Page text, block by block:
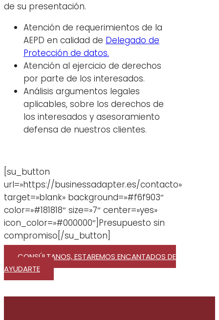
de su presentación.
Atención de requerimientos de la
AEPD en calidad de Delegado de
Protección de datos.
Atención al ejercicio de derechos
por parte de los interesados.
Análisis argumentos legales
aplicables, sobre los derechos de
los interesados y asesoramiento
defensa de nuestros clientes.
[su_button
url=»https://businessadapter.es/contacto»
target=»blank» background=»#f6f903″
color=»#181818″ size=»7″ center=»yes»
icon_color=»#000000″]Presupuesto sin
compromiso[/su_button]
CONSÚLTANOS, ESTAREMOS ENCANTADOS DE
AYUDARTE